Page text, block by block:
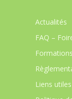
Actualités
FAQ –
Formations
Liens utiles